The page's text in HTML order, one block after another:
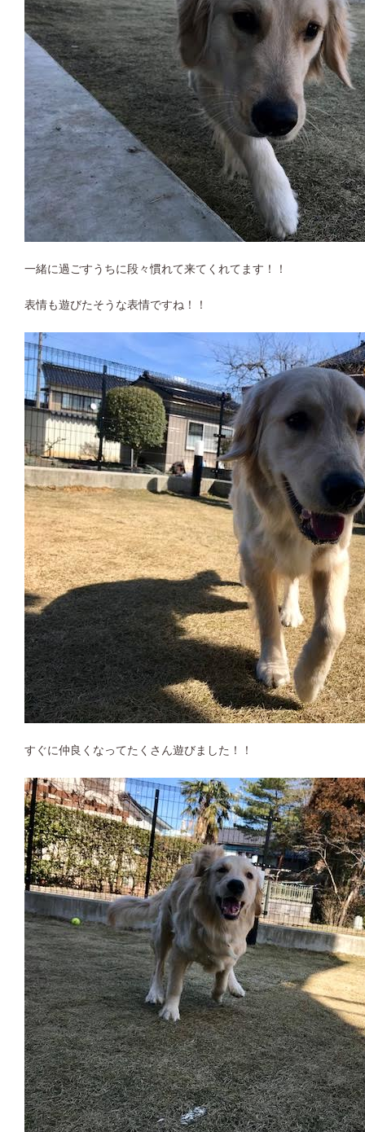
一緒に過ごすうちに段々慣れて来てくれてます！！
表情も遊びたそうな表情ですね！！
すぐに仲良くなってたくさん遊びました！！